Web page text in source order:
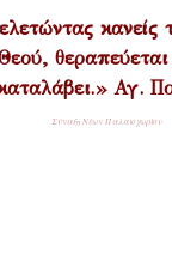
κανείς
Αγ.
Σύναξη Νέων Παλαιοχωρίου